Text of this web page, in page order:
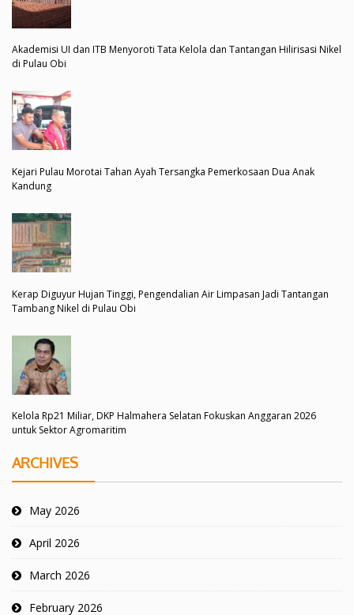
Akademisi UI dan ITB Menyoroti Tata Kelola dan Tantangan Hilirisasi Nikel
di Pulau Obi
Kejari Pulau Morotai Tahan Ayah Tersangka Pemerkosaan Dua Anak
Kandung
Kerap Diguyur Hujan Tinggi, Pengendalian Air Limpasan Jadi Tantangan
Tambang Nikel di Pulau Obi
Kelola Rp21 Miliar, DKP Halmahera Selatan Fokuskan Anggaran 2026
untuk Sektor Agromaritim
ARCHIVES
May 2026
April 2026
March 2026
February 2026